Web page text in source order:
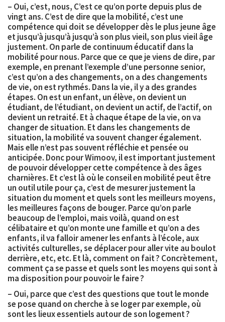
– Oui, c’est, nous, C’est ce qu’on porte depuis plus de
vingt ans. C’est de dire que la mobilité, c’est une
compétence qui doit se développer dès le plus jeune âge
et jusqu’à jusqu’à jusqu’à son plus vieil, son plus vieil âge
justement. On parle de continuum éducatif dans la
mobilité pour nous. Parce que ce que je viens de dire, par
exemple, en prenant l’exemple d’une personne senior,
c’est qu’on a des changements, on a des changements
de vie, on est rythmés. Dans la vie, il y a des grandes
étapes. On est un enfant, un élève, on devient un
étudiant, de l’étudiant, on devient un actif, de l’actif, on
devient un retraité. Et à chaque étape de la vie, on va
changer de situation. Et dans les changements de
situation, la mobilité va souvent changer également.
Mais elle n’est pas souvent réfléchie et pensée ou
anticipée. Donc pour Wimoov, il est important justement
de pouvoir développer cette compétence à des âges
charnières. Et c’est là où le conseil en mobilité peut être
un outil utile pour ça, c’est de mesurer justement la
situation du moment et quels sont les meilleurs moyens,
les meilleures façons de bouger. Parce qu’on parle
beaucoup de l’emploi, mais voilà, quand on est
célibataire et qu’on monte une famille et qu’on a des
enfants, il va falloir amener les enfants à l’école, aux
activités culturelles, se déplacer pour aller vite au boulot
derrière, etc, etc. Et là, comment on fait ? Concrètement,
comment ça se passe et quels sont les moyens qui sont à
ma disposition pour pouvoir le faire ?
– Oui, parce que c’est des questions que tout le monde
se pose quand on cherche à se loger par exemple, où
sont les lieux essentiels autour de son logement ?